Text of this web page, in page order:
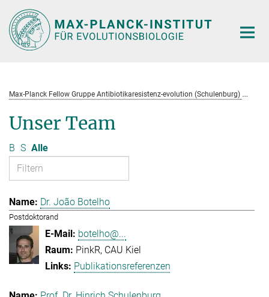
Hauptinhalt
Max-Planck Fellow Gruppe Antibiotikaresistenz-evolution (Schulenburg)
Unser Team
B S Alle
Dr. João Botelho
Postdoktorand
botelho@...
PinkR, CAU Kiel
Publikationsreferenzen